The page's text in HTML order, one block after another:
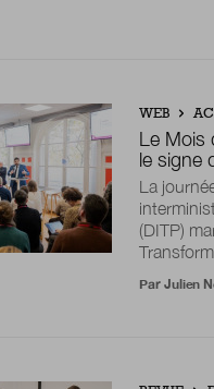
WEB
Le Mois
le signe
La
(DITP)
Par Julien